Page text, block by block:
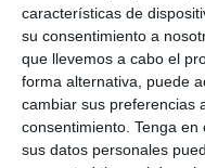
características de
su consentimiento a
que llevemos a cabo el
forma alternativa, puede
cambiar sus preferencias
consentimiento. Tenga en
sus datos personales